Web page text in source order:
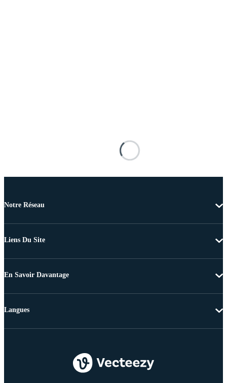
Notre Réseau
Liens Du Site
En Savoir Davantage
Langues